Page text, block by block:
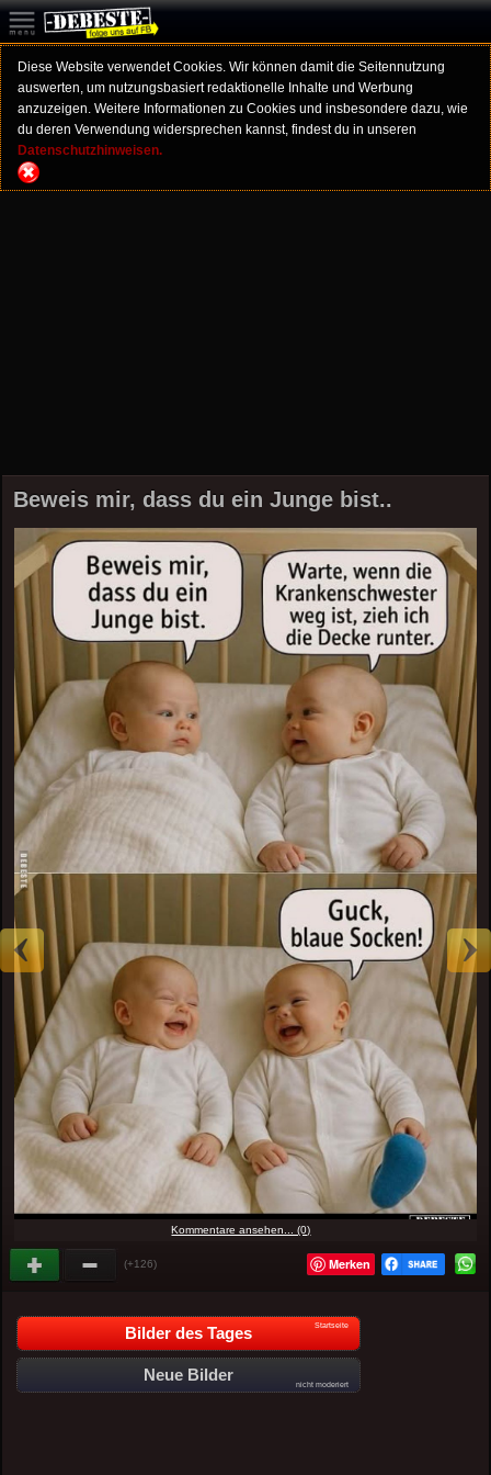
Diese Website verwendet Cookies. Wir können damit die Seitennutzung
auswerten, um nutzungsbasiert redaktionelle Inhalte und Werbung
anzuzeigen. Weitere Informationen zu Cookies und insbesondere dazu, wie
du deren Verwendung widersprechen kannst, findest du in unseren
Datenschutzhinweisen.
Beweis mir, dass du ein Junge bist..
Kommentare ansehen... (0)
(+126) Merken
Bilder des Tages Startseite
Neue Bilder
nicht moderiert